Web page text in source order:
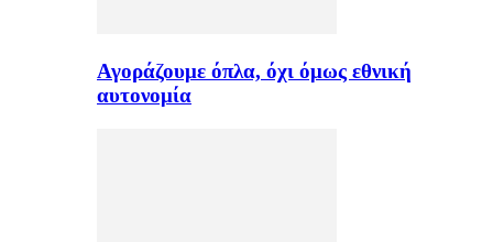
Αγοράζουμε όπλα, όχι όμως εθνική
αυτονομία